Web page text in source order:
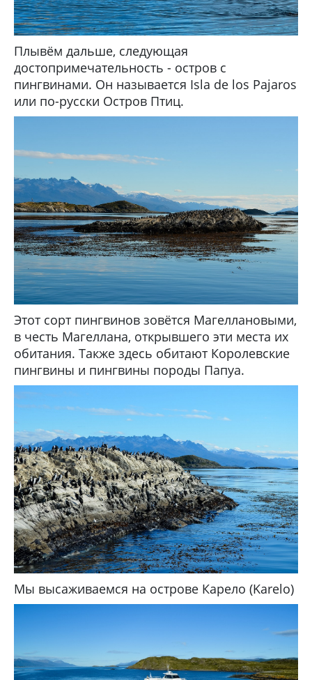
Плывём дальше, следующая
достопримечательность - остров с
пингвинами. Он называется Isla de los Pajaros
или по-русски Остров Птиц.
Этот сорт пингвинов зовётся Магеллановыми,
в честь Магеллана, открывшего эти места их
обитания. Также здесь обитают Королевские
пингвины и пингвины породы Папуа.
Мы высаживаемся на острове Карело (Karelo)